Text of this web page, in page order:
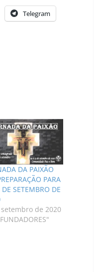
Telegram
DA PAIXÃO
PARA
SETEMBRO DE
de 2020